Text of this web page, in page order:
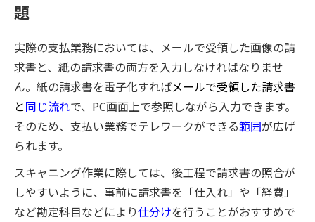
題
実際の支払業務においては、メールで受領した画像の請
求書と、紙の請求書の両方を入力しなければなりませ
ん。紙の請求書を電子化すればメールで受領した請求書
と同じ流れで、PC画面上で参照しながら入力できます。
そのため、支払い業務でテレワークができる範囲が広げ
られます。
スキャニング作業に際しては、後工程で請求書の照合が
しやすいように、事前に請求書を「仕入れ」や「経費」
など勘定科目などにより仕分けを行うことがおすすめで